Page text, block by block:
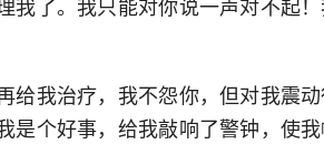
给我治疗，我不怨你，但对我震
是个好事，给我敲响了警钟，使